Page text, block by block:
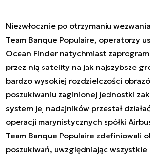
Niezwłocznie po otrzymaniu
Team Banque Populaire, operatorzy
Ocean Finder natychmiast
przez nią satelity na jak najszybsze
bardzo wysokiej rozdzielczości
poszukiwaniu zaginionej jednostki
system jej nadajników przestał
operacji marynistycznych spółki
Team Banque Populaire zdefiniowali
poszukiwań, uwzględniając wszystkie